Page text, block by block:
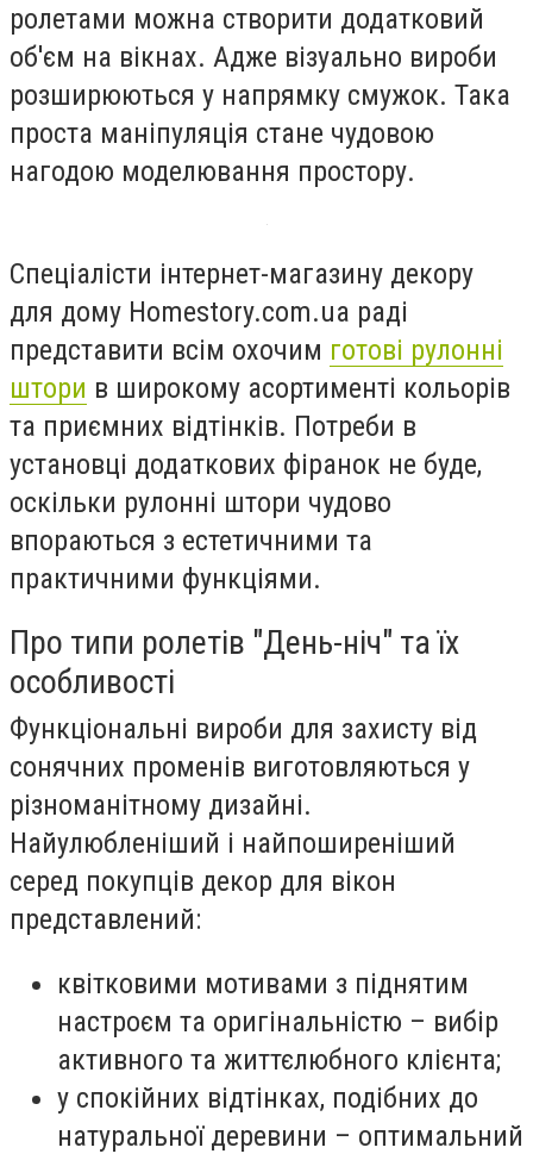
ролетами можна створити додатковий
об'єм на вікнах. Адже візуально вироби
розширюються у напрямку смужок. Така
проста маніпуляція стане чудовою
нагодою моделювання простору.
Спеціалісти інтернет-магазину декору
для дому Homestory.com.ua раді
представити всім охочим готові рулонні
штори в широкому асортименті кольорів
та приємних відтінків. Потреби в
установці додаткових фіранок не буде,
оскільки рулонні штори чудово
впораються з естетичними та
практичними функціями.
Про типи ролетів "День-ніч" та їх
особливості
Функціональні вироби для захисту від
сонячних променів виготовляються у
різноманітному дизайні.
Найулюбленіший і найпоширеніший
серед покупців декор для вікон
представлений:
квітковими мотивами з піднятим
настроєм та оригінальністю – вибір
активного та життєлюбного клієнта;
у спокійних відтінках, подібних до
натуральної деревини – оптимальний